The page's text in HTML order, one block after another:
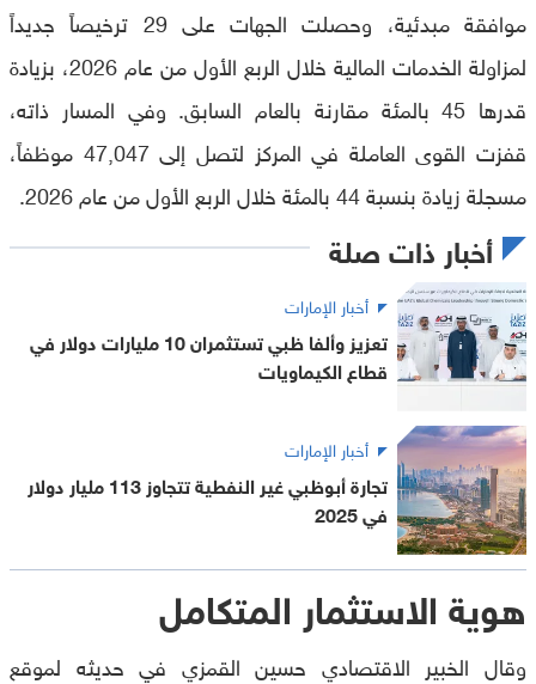
موافقة مبدئية، وحصلت الجهات على 29 ترخيصاً جديداً
لمزاولة الخدمات المالية خلال الربع الأول من عام 2026، بزيادة
قدرها 45 بالمئة مقارنة بالعام السابق. وفي المسار ذاته،
قفزت القوى العاملة في المركز لتصل إلى 47,047 موظفاً،
مسجلة زيادة بنسبة 44 بالمئة خلال الربع الأول من عام 2026.
أخبار ذات صلة
أخبار الإمارات
تعزيز وألفا ظبي تستثمران 10 مليارات دولار في
قطاع الكيماويات
أخبار الإمارات
تجارة أبوظبي غير النفطية تتجاوز 113 مليار دولار
في 2025
هوية الاستثمار المتكامل
وقال الخبير الاقتصادي حسين القمزي في حديثه لموقع